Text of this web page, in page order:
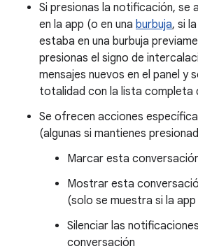
Si presionas la notificación, se
en la app (o en una burbuja, si
estaba en una burbuja
presionas el signo de
mensajes nuevos en el panel y
totalidad con la lista completa
Se ofrecen acciones
(algunas si mantienes
Marcar esta
Mostrar esta
(solo se muestra si la
Silenciar las
conversación